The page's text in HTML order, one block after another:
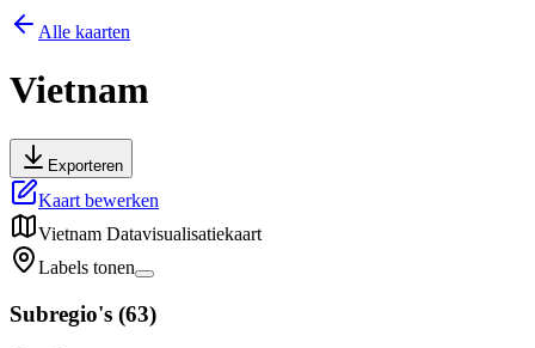
Alle kaarten
Vietnam
Exporteren
Kaart bewerken
Vietnam Datavisualisatiekaart
Labels tonen
Subregio's (63)